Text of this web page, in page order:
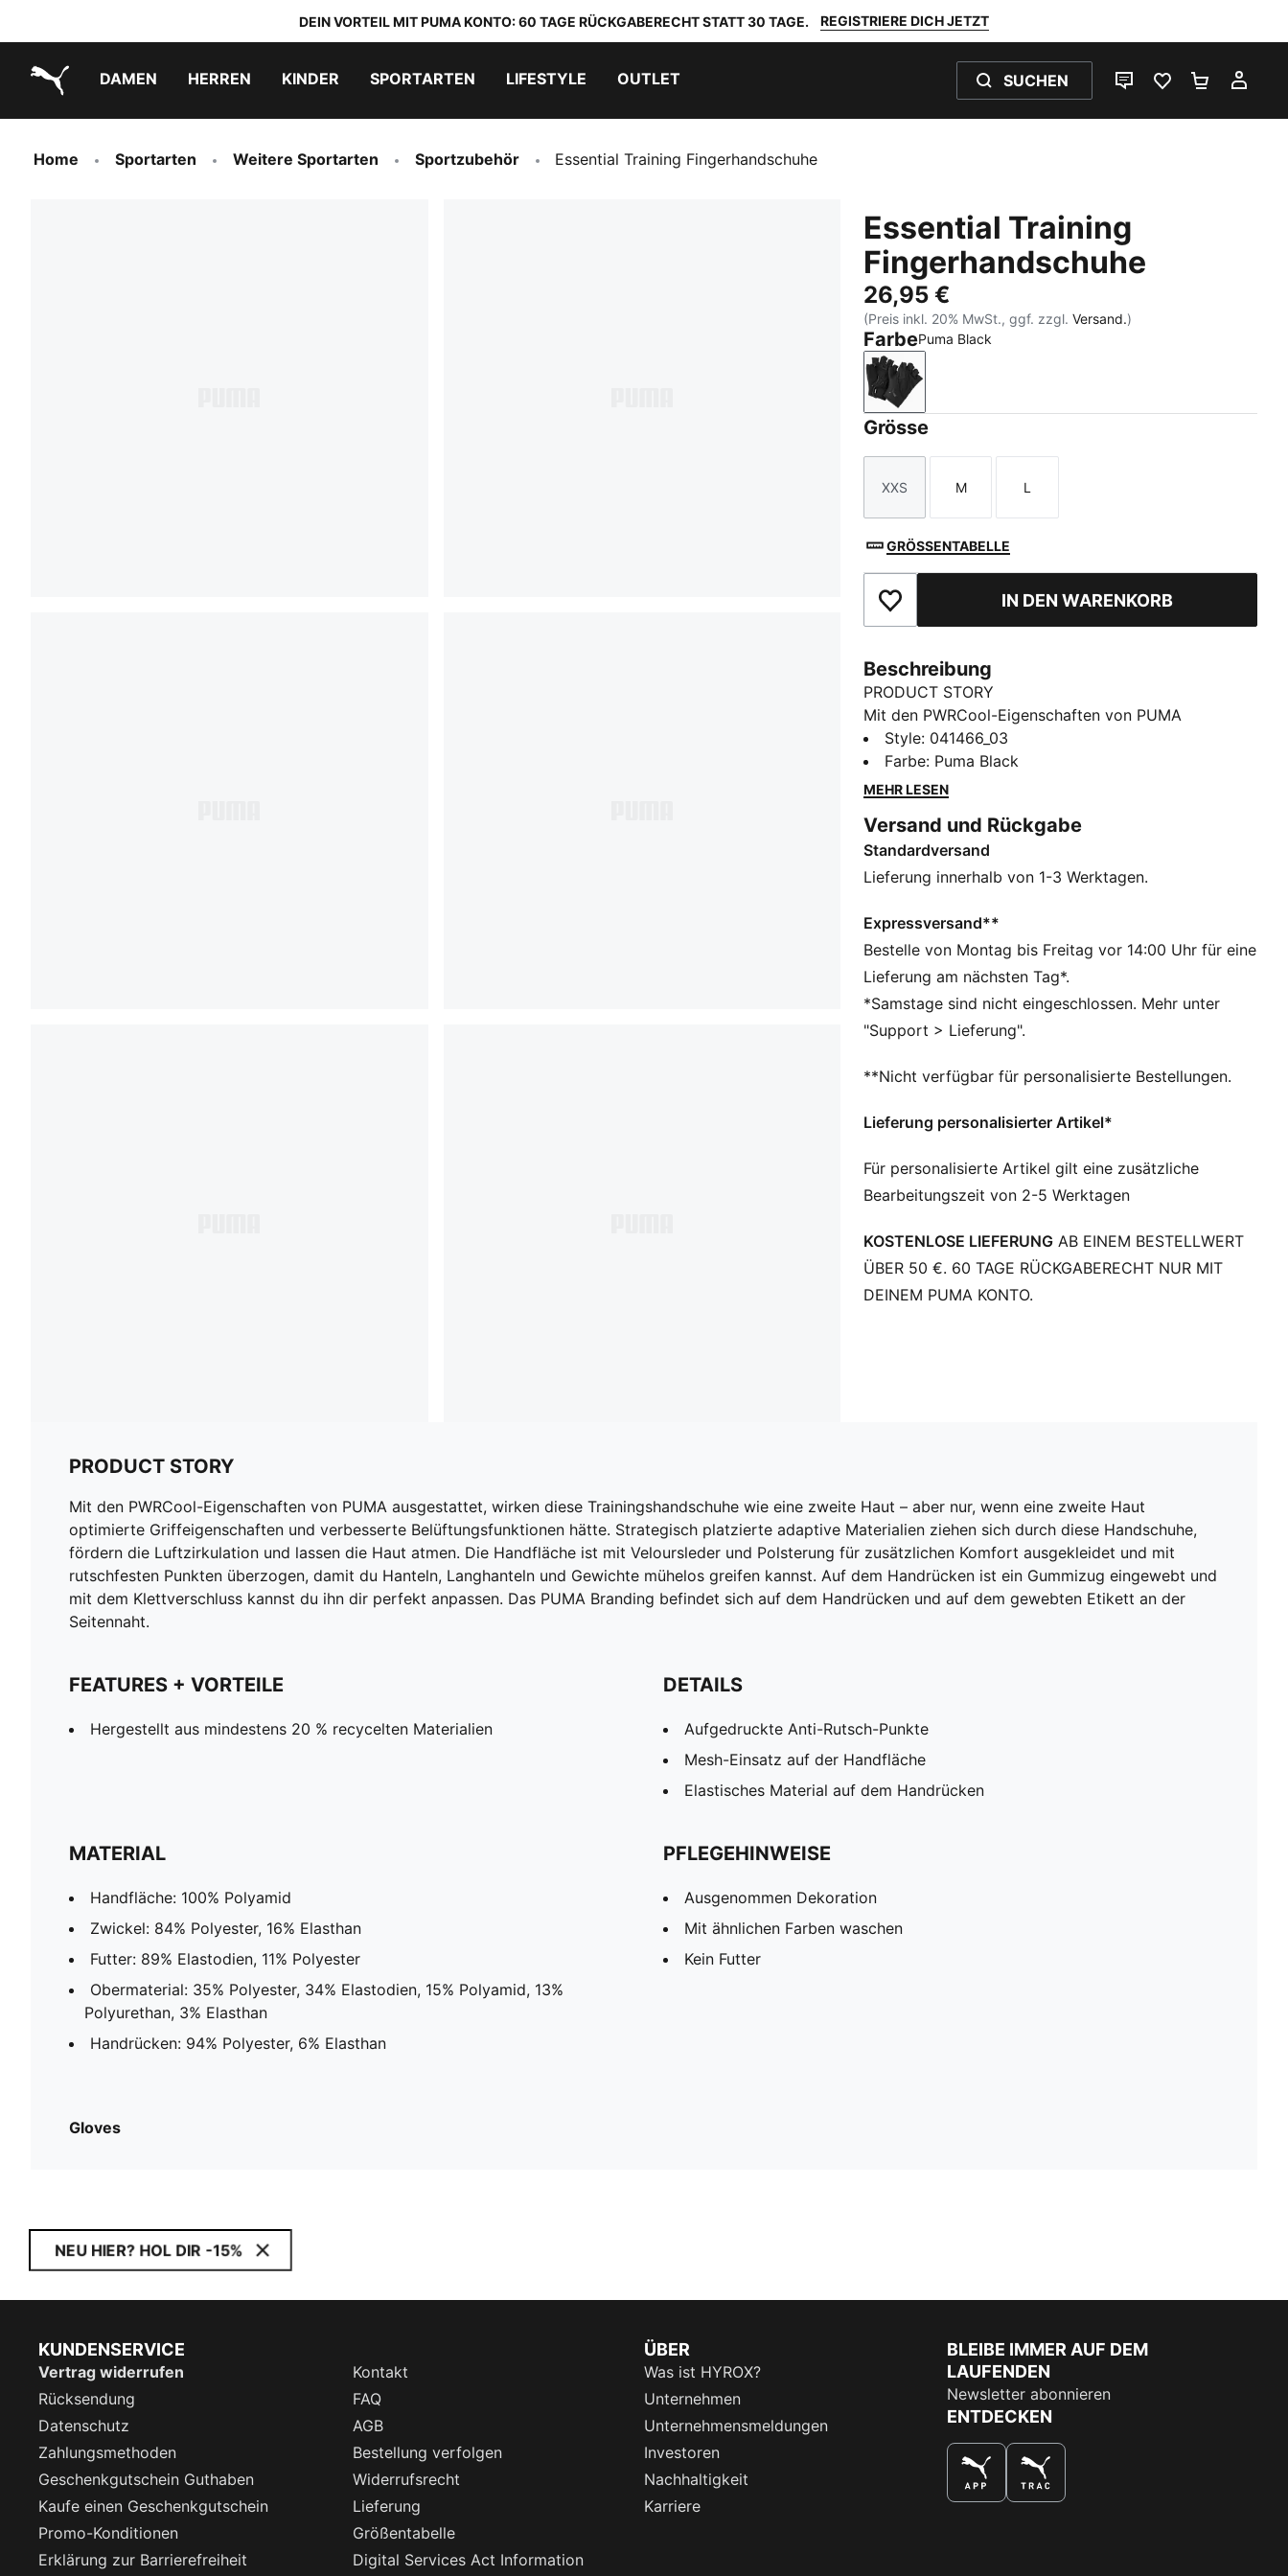
DEIN VORTEIL MIT PUMA KONTO: 60 TAGE RÜCKGABERECHT STATT 30 TAGE. REGISTRIERE DICH JETZT
DAMEN HERREN KINDER SPORTARTEN LIFESTYLE OUTLET SUCHEN
LIVE-CHATFAVORITEN 0
Home Sportarten Weitere Sportarten Sportzubehör Essential Training Fingerhandschuhe
Essential Training
Fingerhandschuhe
26,95 €
(Preis inkl. 20% MwSt., ggf. zzgl.Versand.)
FarbePuma Black
Puma Black
Grösse
Größe
XXS
Größe
M
Größe
L
GRÖSSENTABELLE
Zu Favoriten hinzufügenIN DEN WARENKORB
Beschreibung
PRODUCT STORY
Mit den PWRCool-Eigenschaften von PUMA
ausgestattet, wirken diese Trainingshandschuhe wie
eine zweite Haut – aber nur, wenn eine zweite Haut
optimierte Griffeigenschaften und verbesserte
adaptive Materialien ziehen sich durch diese
Handschuhe, fördern die Luftzirkulation und lassen
die Haut atmen. Die Handfläche ist mit Veloursleder
und mit rutschfesten Punkten überzogen, damit du
Hanteln, Langhanteln und Gewichte mühelos greifen
kannst. Auf dem Handrücken ist ein Gummizug
eingewebt und mit dem Klettverschluss kannst du ihn
dir perfekt anpassen. Das PUMA Branding befindet
sich auf dem Handrücken und auf dem gewebten
FEATURES + VORTEILE
Materialien
Aufgedruckte Anti-Rutsch-Punkte
Mesh-Einsatz auf der Handfläche
Style: 041466_03
Farbe: Puma Black
MEHR LESEN
Versand und Rückgabe
Standardversand
Lieferung innerhalb von 1-3 Werktagen.
Expressversand**
Bestelle von Montag bis Freitag vor 14:00 Uhr für eine
Lieferung am nächsten Tag*.
*Samstage sind nicht eingeschlossen. Mehr unter
"Support > Lieferung".
**Nicht verfügbar für personalisierte Bestellungen.
Lieferung personalisierter Artikel*
Für personalisierte Artikel gilt eine zusätzliche
Bearbeitungszeit von 2-5 Werktagen
KOSTENLOSE LIEFERUNG AB EINEM BESTELLWERT
ÜBER 50 €. 60 TAGE RÜCKGABERECHT NUR MIT
DEINEM PUMA KONTO.
PRODUCT STORY
Mit den PWRCool-Eigenschaften von PUMA ausgestattet, wirken diese Trainingshandschuhe wie eine zweite Haut – aber nur, wenn eine zweite Haut
optimierte Griffeigenschaften und verbesserte Belüftungsfunktionen hätte. Strategisch platzierte adaptive Materialien ziehen sich durch diese Handschuhe,
fördern die Luftzirkulation und lassen die Haut atmen. Die Handfläche ist mit Veloursleder und Polsterung für zusätzlichen Komfort ausgekleidet und mit
rutschfesten Punkten überzogen, damit du Hanteln, Langhanteln und Gewichte mühelos greifen kannst. Auf dem Handrücken ist ein Gummizug eingewebt und
mit dem Klettverschluss kannst du ihn dir perfekt anpassen. Das PUMA Branding befindet sich auf dem Handrücken und auf dem gewebten Etikett an der
Seitennaht.
FEATURES + VORTEILE
Hergestellt aus mindestens 20 % recycelten Materialien
DETAILS
Aufgedruckte Anti-Rutsch-Punkte
Mesh-Einsatz auf der Handfläche
Elastisches Material auf dem Handrücken
MATERIAL
Handfläche: 100% Polyamid
Zwickel: 84% Polyester, 16% Elasthan
Futter: 89% Elastodien, 11% Polyester
Obermaterial: 35% Polyester, 34% Elastodien, 15% Polyamid, 13%
Polyurethan, 3% Elasthan
Handrücken: 94% Polyester, 6% Elasthan
PFLEGEHINWEISE
Ausgenommen Dekoration
Mit ähnlichen Farben waschen
Kein Futter
Gloves
NEU HIER? HOL DIR -15%
KUNDENSERVICE
Vertrag widerrufen
Kontakt
Rücksendung
FAQ
Datenschutz
AGB
Zahlungsmethoden
Bestellung verfolgen
Geschenkgutschein Guthaben
Widerrufsrecht
Kaufe einen Geschenkgutschein
Lieferung
Promo-Konditionen
Größentabelle
Erklärung zur Barrierefreiheit
Digital Services Act Information
ÜBER
Was ist HYROX?
Unternehmen
Unternehmensmeldungen
Investoren
Nachhaltigkeit
Karriere
BLEIBE IMMER AUF DEM
LAUFENDEN
Newsletter abonnieren
ENTDECKEN